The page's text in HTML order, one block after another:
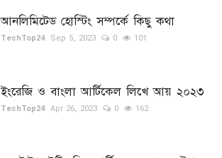
আনলিমিটেড হোস্টিং সম্পর্কে কিছু কথা
TechTop24 Sep 5, 2023 0 101
ইংরেজি ও বাংলা আর্টিকেল লিখে আয় ২০২৩
TechTop24 Apr 26, 2023 0 162